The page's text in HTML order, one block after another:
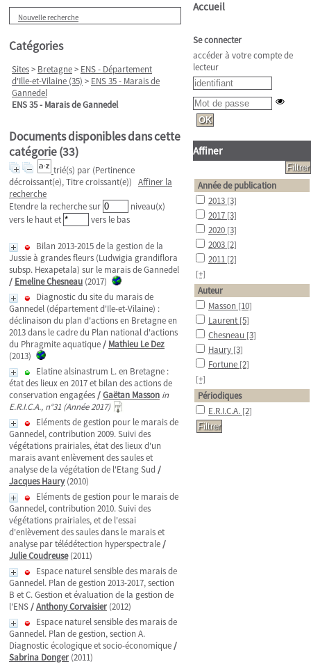
Nouvelle recherche
Catégories
Sites> Bretagne> ENS - Département
d'Ille-et-Vilaine (35) > ENS 35 - Marais de
Gannedel
ENS 35 - Marais de Gannedel
Documents disponibles dans cette
catégorie (33)
trié(s) par (Pertinence
décroissant(e), Titre croissant(e)) Affiner la
recherche
Etendre la recherche sur
niveau(x)
vers le haut et
vers le bas
Bilan 2013-2015 de la gestion de la
Jussie à grandes fleurs (Ludwigia grandiflora
subsp. Hexapetala) sur le marais de Gannedel
/ Emeline Chesneau (2017)
Diagnostic du site du marais de
Gannedel (département d'Ile-et-Vilaine) :
déclinaison du plan d'actions en Bretagne en
2013 dans le cadre du Plan national d'actions
du Phragmite aquatique/ Mathieu Le Dez
(2013)
Elatine alsinastrum L. en Bretagne :
état des lieux en 2017 et bilan des actions de
conservation engagées/Gaëtan Masson in
E.R.I.C.A., n°31 (Année 2017)
Eléments de gestion pour le marais de
Gannedel, contribution 2009. Suivi des
végétations prairiales, état des lieux d'un
marais avant enlèvement des saules et
analyse de la végétation de l'Etang Sud /
Jacques Haury(2010)
Eléments de gestion pour le marais de
Gannedel, contribution 2010. Suivi des
végétations prairiales, et de l'essai
d'enlèvement des saules dans le marais et
analyse par télédétection hyperspectrale/
Julie Coudreuse(2011)
Espace naturel sensible des marais de
Gannedel. Plan de gestion 2013-2017, section
B et C. Gestion et évaluation de la gestion de
l'ENS/Anthony Corvaisier (2012)
Espace naturel sensible des marais de
Gannedel. Plan de gestion, section A.
Diagnostic écologique et socio-économique/
Sabrina Donger (2011)
Accueil
Se connecter
accéder à votre compte de
lecteur
Affiner
Année de publication
2013 [3]
2017 [3]
2020 [3]
2003 [2]
2011 [2]
[+]
Auteur
Masson [10]
Laurent [5]
Chesneau [3]
Haury [3]
Fortune [2]
[+]
Périodiques
E.R.I.C.A. [2]